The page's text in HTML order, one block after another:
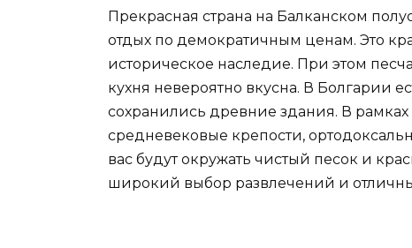
Прекрасная страна на Балканском
отдых по демократичным ценам. Это
историческое наследие. При этом
кухня невероятно вкусна. В Болгарии
сохранились древние здания. В
средневековые крепости,
вас будут окружать чистый песок и
широкий выбор развлечений и